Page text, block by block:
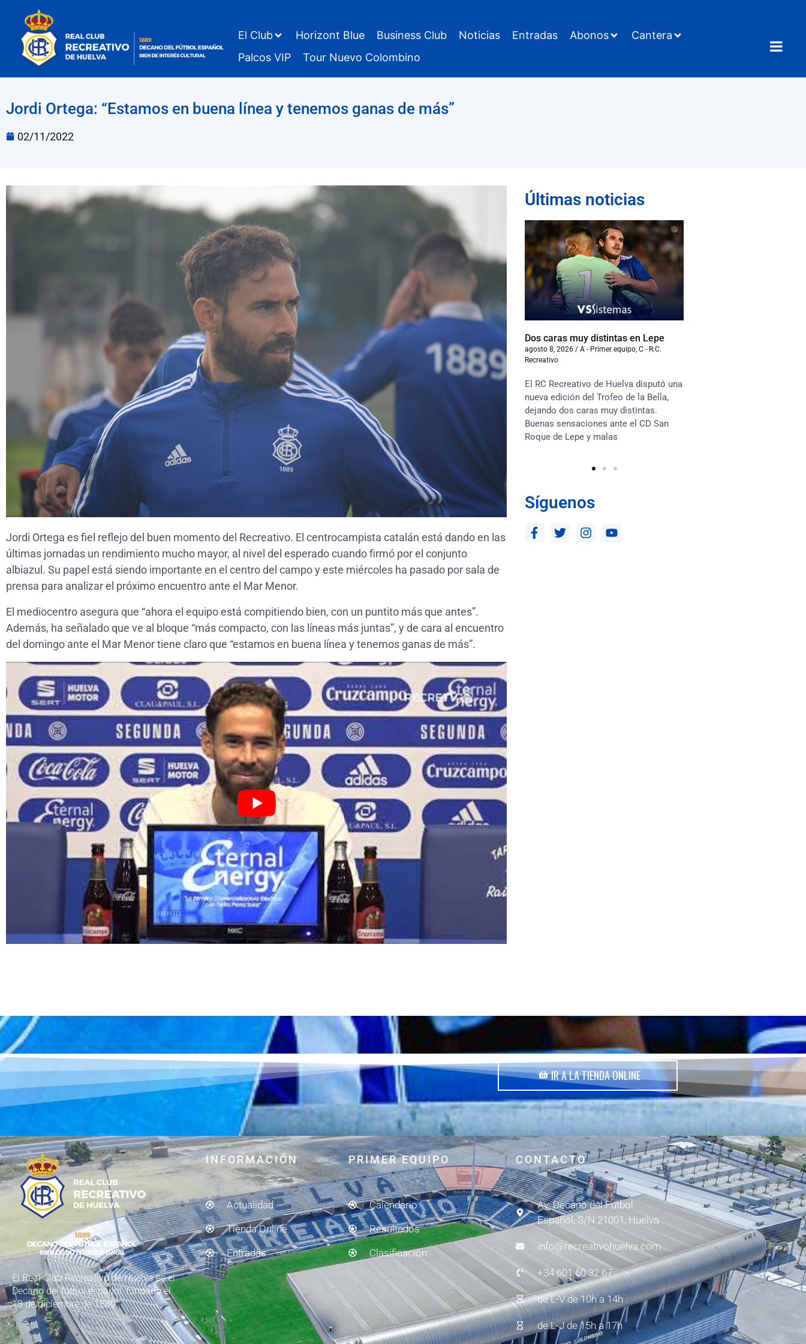
El Club Horizont Blue Business Club Noticias Entradas Abonos
Cantera
Palcos VIP
Tour Nuevo Colombino
Jordi Ortega: “Estamos en buena línea y tenemos ganas de más”
02/11/2022
Jordi Ortega es fiel reflejo del buen momento del Recreativo. El centrocampista catalán está dando en las
últimas jornadas un rendimiento mucho mayor, al nivel del esperado cuando firmó por el conjunto
albiazul. Su papel está siendo importante en el centro del campo y este miércoles ha pasado por sala de
prensa para analizar el próximo encuentro ante el Mar Menor.
El mediocentro asegura que “ahora el equipo está compitiendo bien, con un puntito más que antes”.
Además, ha señalado que ve al bloque “más compacto, con las líneas más juntas”, y de cara al encuentro
del domingo ante el Mar Menor tiene claro que “estamos en buena línea y tenemos ganas de más”.
Últimas noticias
Dos caras muy distintas en Lepe
agosto 8, 2026 / A - Primer equipo, C - R.C.
Recreativo
El RC Recreativo de Huelva disputó una
nueva edición del Trofeo de la Bella,
dejando dos caras muy distintas.
Buenas sensaciones ante el CD San
Roque de Lepe y malas
Síguenos
IR A LA TIENDA ONLINE
El Real Club Recreativo de Huelva es el
Decano del fútbol español, fundado el
18 de diciembre de 1889.
INFORMACIÓN
Actualidad
Tienda Online
Entradas
PRIMER EQUIPO
Calendario
Resultados
Clasificación
CONTACTO
Av. Decano del Fútbol
Español, S/N 21001, Huelva
info@recreativohuelva.com
+34 601 60 32 67
de L-V de 10h a 14h
de L-J de 15h a 17h